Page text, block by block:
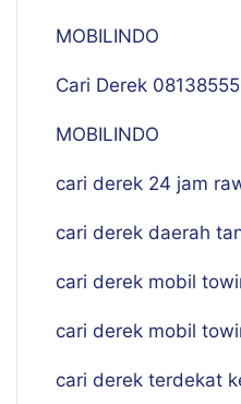
MOBILINDO
Cari Derek
MOBILINDO
cari derek 24 jam
cari derek daerah
cari derek mobil
cari derek mobil
cari derek terdekat